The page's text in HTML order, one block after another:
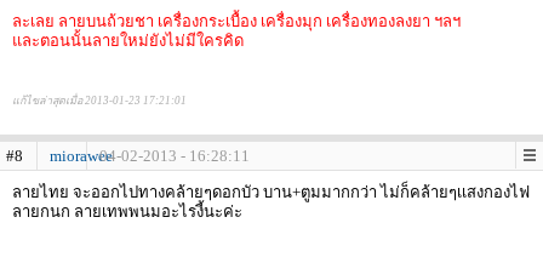
ละเลย ลายบนถ้วยชา เครื่องกระเบื้อง เครื่องมุก เครื่องทองลงยา ฯลฯ
และตอนนั้นลายใหม่ยังไม่มีใครคิด
แก้ไขล่าสุดเมื่อ 2013-01-23 17:21:01
#8 miorawee04-02-2013 - 16:28:11
ลายไทย จะออกไปทางคล้ายๆดอกบัว บาน+ตูมมากกว่า ไม่ก็คล้ายๆเเสงกองไฟ
ลายกนก ลายเทพพนมอะไรงี้นะค่ะ